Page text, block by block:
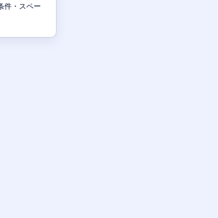
件・スペー